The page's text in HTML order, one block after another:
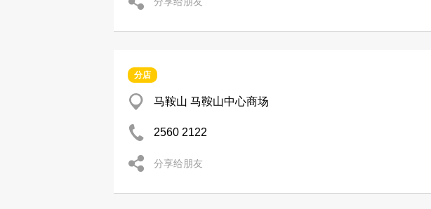
分店
马鞍山 马鞍山中心商场
2560 2122
分享给朋友